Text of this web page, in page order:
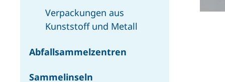
Verpackungen aus
Kunststoff und Metall
Abfall­sammelzentren
Sammelinseln